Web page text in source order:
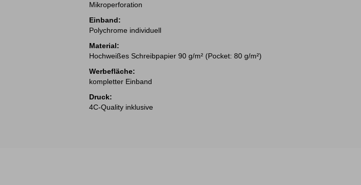
Mikroperforation
Einband:
Polychrome individuell
Material:
Hochweißes Schreibpapier 90 g/m² (Pocket: 80 g/m²)
Werbefläche:
kompletter Einband
Druck:
4C-Quality inklusive